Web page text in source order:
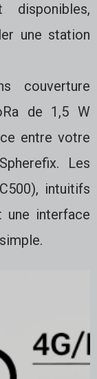
une station
couverture
de 1,5 W
entre votre
Les
intuitifs
interface